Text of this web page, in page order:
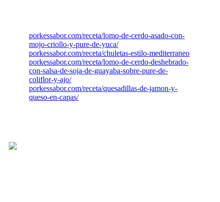
porkessabor.com/receta/lomo-de-cerdo-asado-con-
mojo-criollo-y-pure-de-yuca/
porkessabor.com/receta/chuletas-estilo-mediterraneo
porkessabor.com/receta/lomo-de-cerdo-deshebrado-
con-salsa-de-soja-de-guayaba-sobre-pure-de-
coliflor-y-ajo/
porkessabor.com/receta/quesadillas-de-jamon-y-
queso-en-capas/